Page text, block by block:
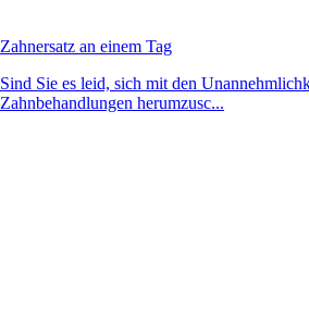
Zahnersatz an einem Tag
Sind Sie es leid, sich mit den
Zahnbehandlungen herumzusc...